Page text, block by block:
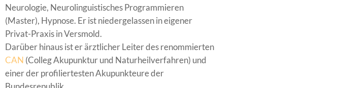
Neurologie, Neurolinguistisches Programmieren
(Master), Hypnose. Er ist niedergelassen in eigener
Privat-Praxis in Versmold.
Darüber hinaus ist er ärztlicher Leiter des renommierten
CAN (Colleg Akupunktur und Naturheilverfahren) und
einer der profiliertesten Akupunkteure der